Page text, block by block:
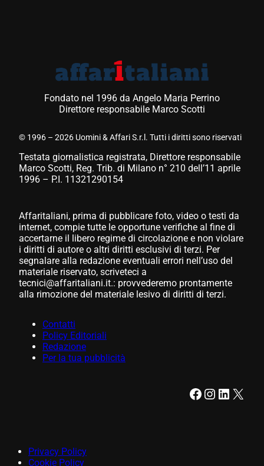
Fondato nel 1996 da Angelo Maria Perrino
Direttore responsabile Marco Scotti
© 1996 – 2026 Uomini & Affari S.r.l. Tutti i diritti sono riservati
Testata giornalistica registrata, Direttore responsabile
Marco Scotti, Reg. Trib. di Milano n° 210 dell’11 aprile
1996 – P.I. 11321290154
Affaritaliani, prima di pubblicare foto, video o testi da
internet, compie tutte le opportune verifiche al fine di
accertarne il libero regime di circolazione e non violare
i diritti di autore o altri diritti esclusivi di terzi. Per
segnalare alla redazione eventuali errori nell’uso del
materiale riservato, scriveteci a
tecnici@affaritaliani.it.: provvederemo prontamente
alla rimozione del materiale lesivo di diritti di terzi.
Contatti
Policy Editoriali
Redazione
Per la tua pubblicità
Facebook Instagram LinkedIn X
Privacy Policy
Cookie Policy